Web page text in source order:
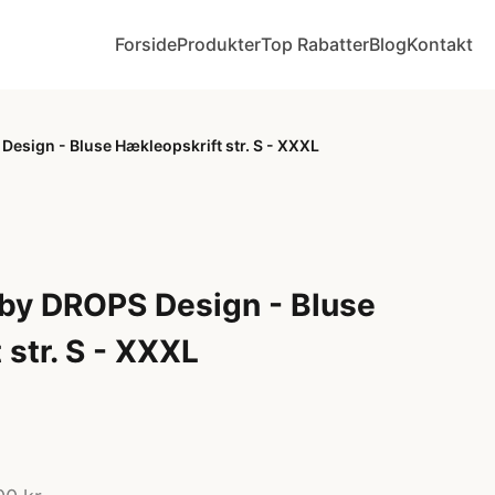
ForsideProdukterTop RabatterBlogKontakt
Design - Bluse Hækleopskrift str. S - XXXL
DROPS Design - Bluse
S - XXXL